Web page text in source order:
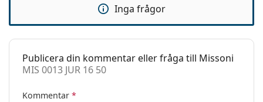
Nej
Tillbehör
Fodral:
Ja
Putsduk:
Inga frågor
Publicera din kommentar eller fråga till Missoni
MIS 0013 JUR 16 50
Kommentar *